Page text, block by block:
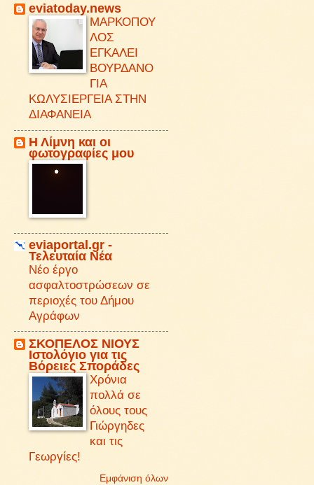
eviatoday.news
ΜΑΡΚΟΠΟΥ
ΛΟΣ
ΕΓΚΑΛΕΙ
ΒΟΥΡΔΑΝΟ
ΓΙΑ
ΚΩΛΥΣΙΕΡΓΕΙΑ ΣΤΗΝ
ΔΙΑΦΑΝΕΙΑ
Η Λίμνη και οι
φωτογραφίες μου
eviaportal.gr -
Τελευταία Νέα
Νέο έργο
ασφαλτοστρώσεων σε
περιοχές του Δήμου
Αγράφων
ΣΚΟΠΕΛΟΣ ΝΙΟΥΣ
Iστολόγιο για τις
Βόρειες Σποράδες
Χρόνια
πολλά σε
όλους τους
Γιώργηδες
και τις
Γεωργίες!
Εμφάνιση όλων